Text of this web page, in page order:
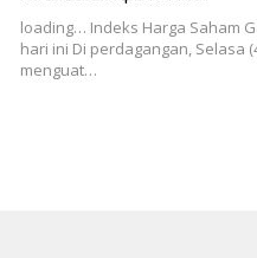
loading… Indeks Harga Saham
hari ini Di perdagangan, Selasa
menguat…